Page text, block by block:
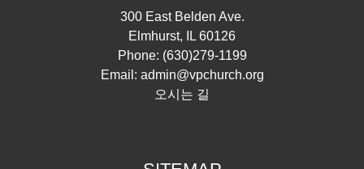
300 East Belden Ave.
Elmhurst, IL 60126
Phone: (630)279-1199
Email: admin@vpchurch.org
오시는 길